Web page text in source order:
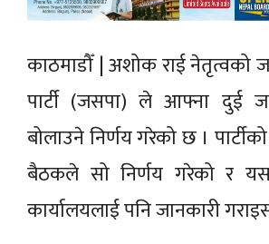
काठमाडौँ | अशोक राई नेतृत्वको
पार्टी (जसपा) ले आफ्ना दुई
बोलाउने निर्णय गरेको छ ।
बैठकले सो निर्णय गरेको र
कार्यालयलाई पनि जानकारी